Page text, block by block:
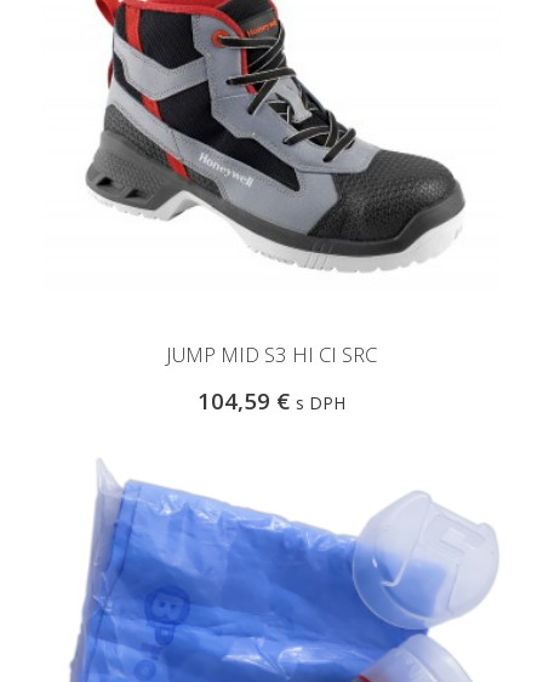
JUMP MID S3 HI CI SRC
104,59 € s DPH